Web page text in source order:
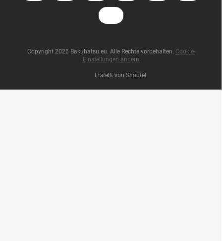
Erstellt von Shoptet
Copyright 2026 Bakuhatsu.eu. Alle Rechte vorbehalten. Cookie-
Einstellungen ändern